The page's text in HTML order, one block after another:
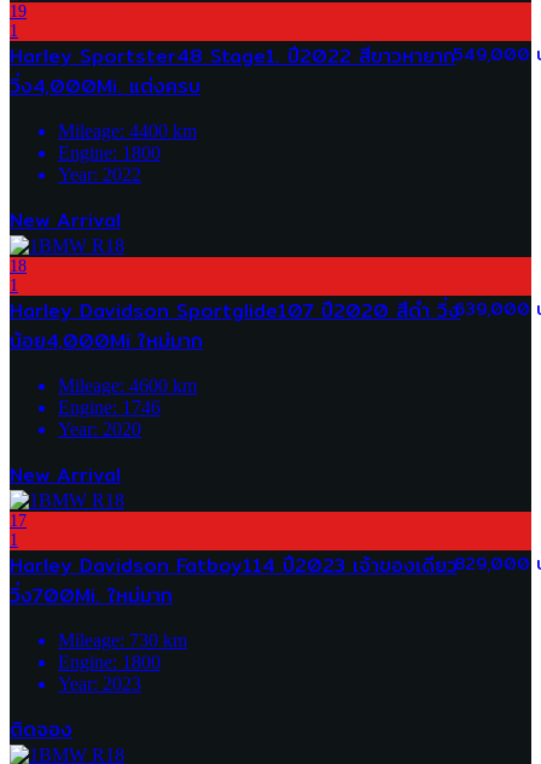
19
1
549,000
Harley Sportster48 Stage1. ปี2022 สีขาวหายาก
วิ่ง4,000Mi. แต่งครบ
Mileage: 4400 km
Engine: 1800
Year: 2022
New Arrival
18
1
639,000
Harley Davidson Sportglide107 ปี2020 สีดำ วิ่ง
น้อย4,000Mi ใหม่มาก
Mileage: 4600 km
Engine: 1746
Year: 2020
New Arrival
17
1
829,000
Harley Davidson Fatboy114 ปี2023 เจ้าของเดียว
วิ่ง700Mi. ใหม่มาก
Mileage: 730 km
Engine: 1800
Year: 2023
ติดจอง